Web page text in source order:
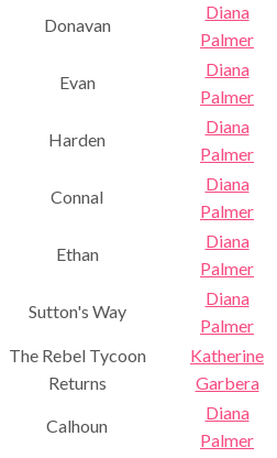
Donavan
Diana
Palmer
Evan
Diana
Palmer
Harden
Diana
Palmer
Connal
Diana
Palmer
Ethan
Diana
Palmer
Sutton's Way
Diana
Palmer
The Rebel Tycoon
Returns
Katherine
Garbera
Calhoun
Diana
Palmer